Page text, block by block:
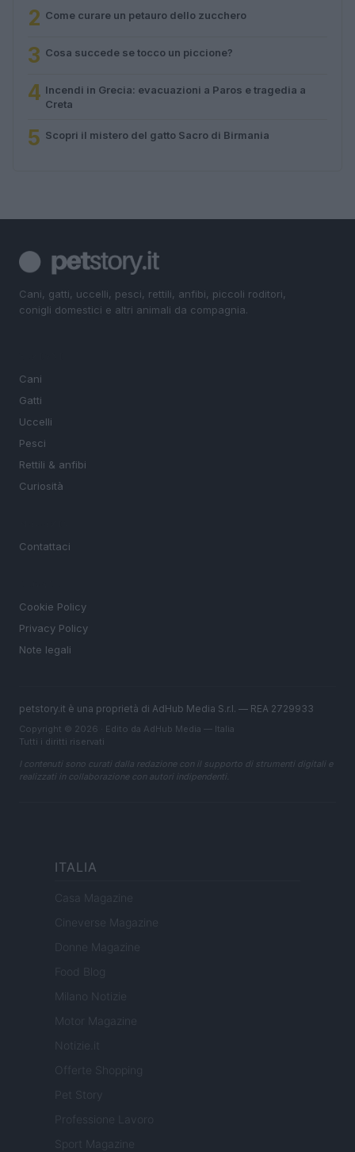
2 Come curare un petauro dello zucchero
3 Cosa succede se tocco un piccione?
4 Incendi in Grecia: evacuazioni a Paros e tragedia a
Creta
5 Scopri il mistero del gatto Sacro di Birmania
Cani, gatti, uccelli, pesci, rettili, anfibi, piccoli roditori,
conigli domestici e altri animali da compagnia.
Cani
Gatti
Uccelli
Pesci
Rettili & anfibi
Curiosità
Contattaci
Cookie Policy
Privacy Policy
Note legali
petstory.it è una proprietà di AdHub Media S.r.l. — REA 2729933
Copyright © 2026 · Edito da AdHub Media — Italia
Tutti i diritti riservati
I contenuti sono curati dalla redazione con il supporto di strumenti digitali e
realizzati in collaborazione con autori indipendenti.
ITALIA
Casa Magazine
Cineverse Magazine
Donne Magazine
Food Blog
Milano Notizie
Motor Magazine
Notizie.it
Offerte Shopping
Professione Lavoro
Sport Magazine